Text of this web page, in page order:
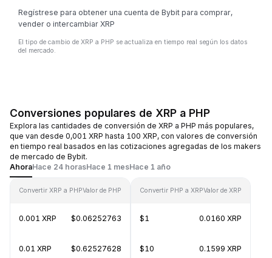
Regístrese para obtener una cuenta de Bybit para comprar,
vender o intercambiar XRP
El tipo de cambio de XRP a PHP se actualiza en tiempo real según los datos
del mercado.
Conversiones populares de XRP a PHP
Explora las cantidades de conversión de XRP a PHP más populares,
que van desde 0,001 XRP hasta 100 XRP, con valores de conversión
en tiempo real basados en las cotizaciones agregadas de los makers
de mercado de Bybit.
AhoraHace 24 horasHace 1 mesHace 1 año
Convertir XRP a PHPValor de PHP
0.001 XRP $0.06252763
0.01 XRP $0.62527628
Convertir PHP a XRPValor de XRP
$1 0.0160 XRP
$10 0.1599 XRP